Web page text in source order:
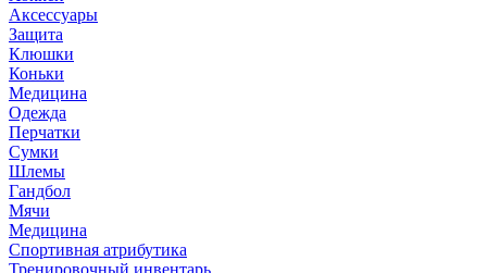
Аксессуары
Защита
Клюшки
Коньки
Медицина
Одежда
Перчатки
Сумки
Шлемы
Гандбол
Мячи
Медицина
Спортивная атрибутика
Тренировочный инвентарь